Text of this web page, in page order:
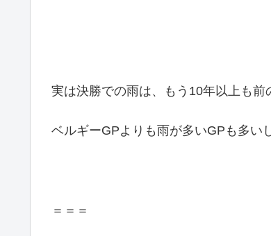
実は決勝での雨は、もう10年以上も前
ベルギーGPよりも雨が多いGPも多い
＝＝＝